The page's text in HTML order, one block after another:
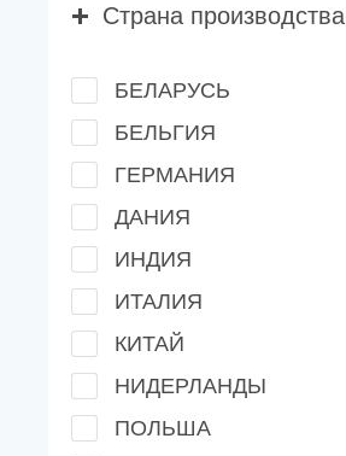
О компании
Стать партнером
Страна производства
БЕЛАРУСЬ
БЕЛЬГИЯ
ГЕРМАНИЯ
ДАНИЯ
ИНДИЯ
ИТАЛИЯ
КИТАЙ
НИДЕРЛАНДЫ
ПОЛЬША